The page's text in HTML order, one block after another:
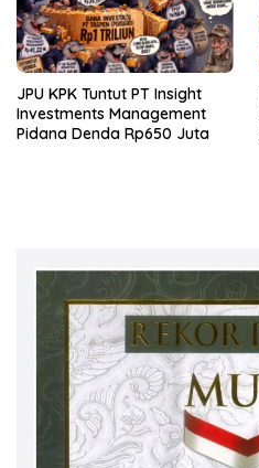
JPU KPK Tuntut PT Insight
Investments Management
Pidana Denda Rp650 Juta